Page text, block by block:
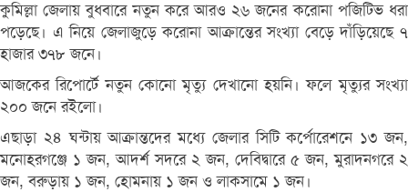
কুমিল্লা জেলায় বুধবারে নতুন করে আরও ২৬ জনের করোনা পজিটিভ ধরা
পড়েছে। এ নিয়ে জেলাজুড়ে করোনা আক্রান্তের সংখ্যা বেড়ে দাঁড়িয়েছে ৭
হাজার ৩৭৮ জনে।
আজকের রিপোর্টে নতুন কোনো মৃত্যু দেখানো হয়নি। ফলে মৃত্যুর সংখ্যা
২০০ জনে রইলো।
এছাড়া ২৪ ঘন্টায় আক্রান্তদের মধ্যে জেলার সিটি কর্পোরেশনে ১৩ জন,
মনোহরগঞ্জে ১ জন, আদর্শ সদরে ২ জন, দেবিদ্বারে ৫ জন, মুরাদনগরে ২
জন, বরুড়ায় ১ জন, হোমনায় ১ জন ও লাকসামে ১ জন।